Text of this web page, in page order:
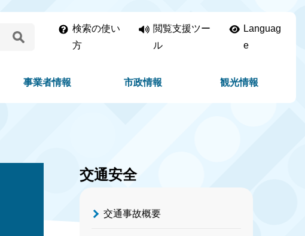
検索の使い
方
閲覧支援ツー
ル
Languag
e
事業者情報 市政情報 観光情報
交通安全
交通事故概要